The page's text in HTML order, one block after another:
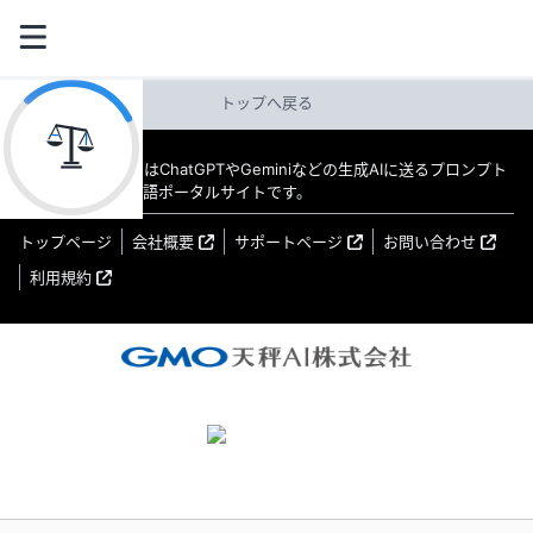
トップへ戻る
教えてAI byGMO はChatGPTやGeminiなどの生成AIに送るプロンプト
（指示文）の日本語ポータルサイトです。
トップページ 会社概要 サポートページ
お問い合わせ
利用規約